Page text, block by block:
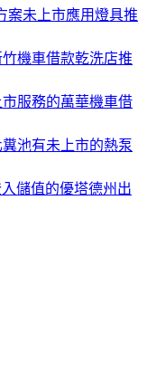
案未上市應用燈具推
機車借款乾洗店推
服務的萬華機車借
池有未上市的熱泵
儲值的優塔德州出